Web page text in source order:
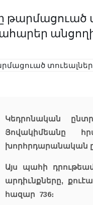
թարմացուած
Կեդրոնական
Յովակիմեանը
խորհրդարանական
Այս պահի
արդիւնքները,
հազար 736։